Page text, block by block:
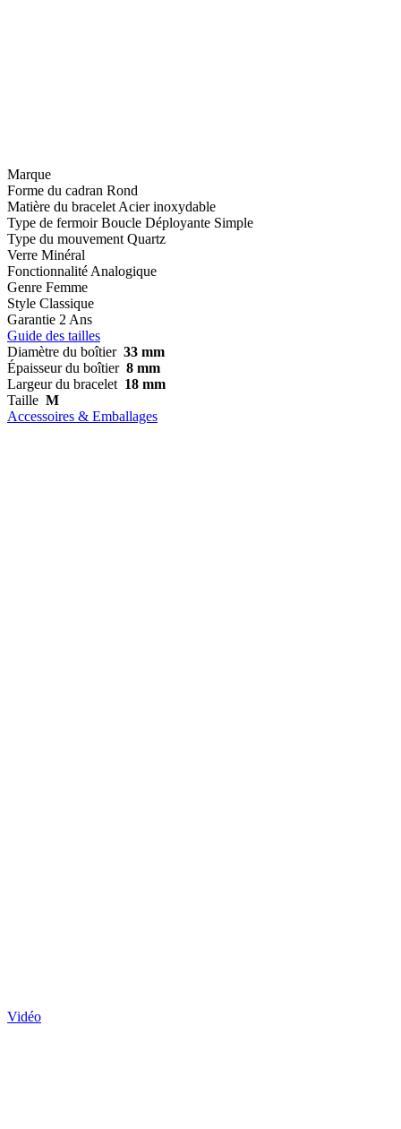
Marque
Forme du cadran Rond
Matière du bracelet Acier inoxydable
Type de fermoir Boucle Déployante Simple
Type du mouvement Quartz
Verre Minéral
Fonctionnalité Analogique
Genre Femme
Style Classique
Garantie 2 Ans
Guide des tailles
Diamètre du boîtier 33 mm
Épaisseur du boîtier 8 mm
Largeur du bracelet 18 mm
Taille M
Accessoires & Emballages
Vidéo